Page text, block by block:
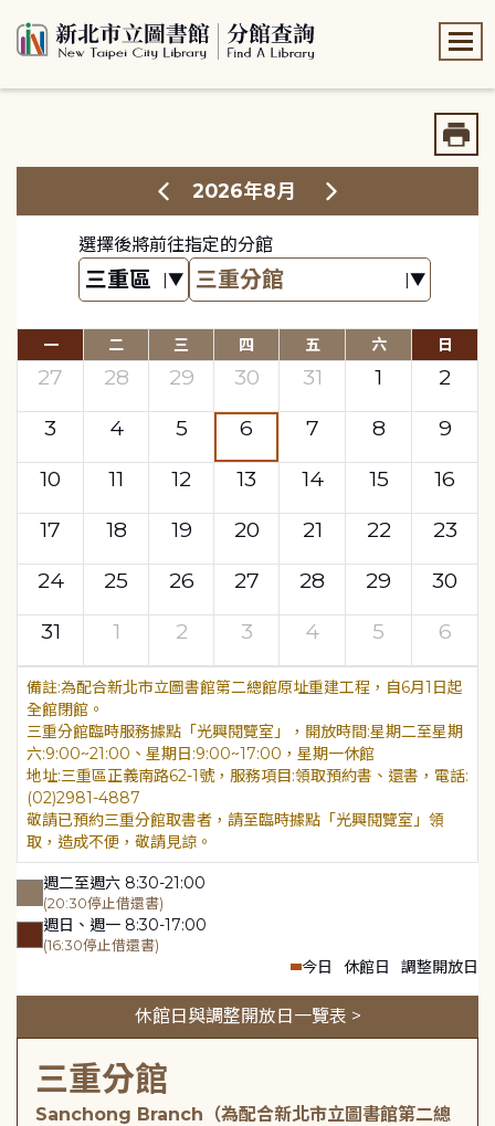
2026年8月
選擇後將前往指定的分館
一 二 三 四 五 六 日
27 28 29 30 31 1
2
3
4 5 6 7 8
9
10
11 12 13 14 15
16
17
18 19 20 21 22
23
24
25 26 27 28 29
30
31
1 2 3 4 5 6
為配合新北市立圖書館第二總館原址重建工程，自6月1日起
全館閉館。
三重分館臨時服務據點「光興閱覽室」，開放時間:星期二至星期
六:9:00~21:00、星期日:9:00~17:00，星期一休館
地址:三重區正義南路62-1號，服務項目:領取預約書、還書，電話:
(02)2981-4887
敬請已預約三重分館取書者，請至臨時據點「光興閱覽室」領
取，造成不便，敬請見諒。
週二至週六 8:30-21:00
(20:30停止借還書)
週日、週一 8:30-17:00
(16:30停止借還書)
今日 休館日 調整開放日
休館日與調整開放日一覽表 >
三重分館
Sanchong Branch（為配合新北市立圖書館第二總